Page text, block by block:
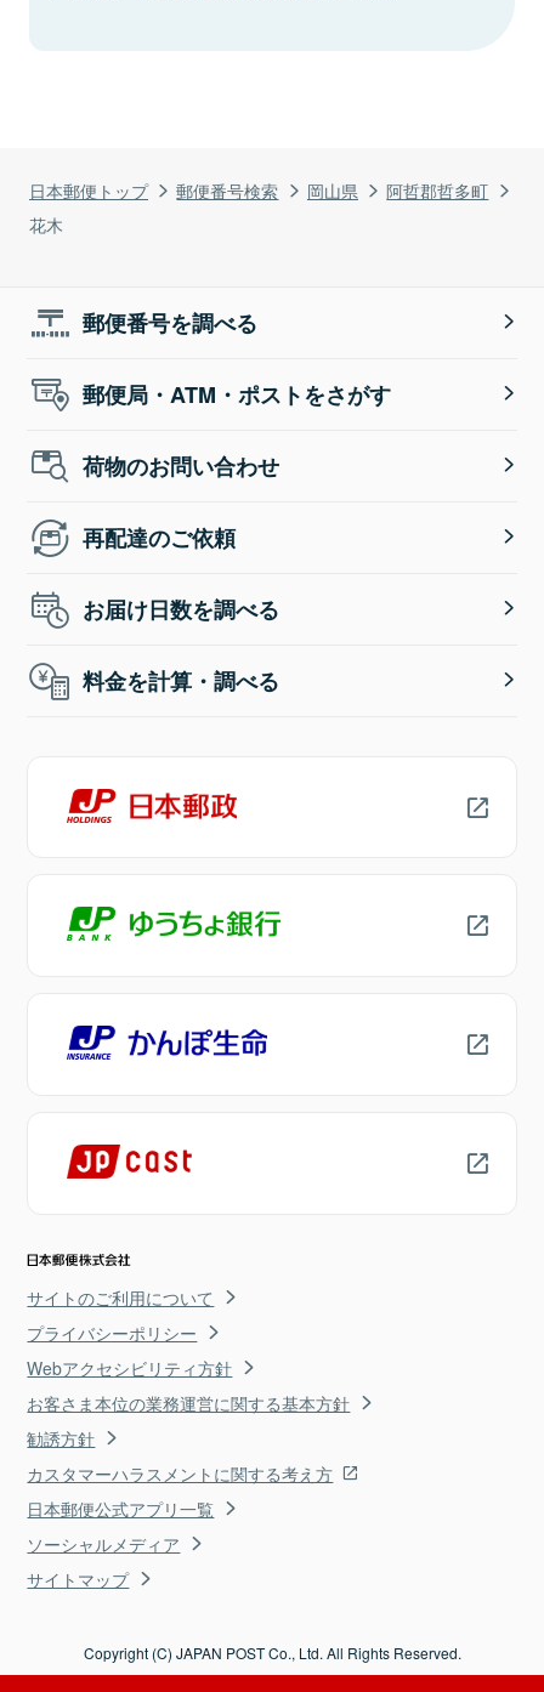
日本郵便トップ 郵便番号検索 岡山県
阿哲郡哲多町
花木
郵便番号を調べる
郵便局・ATM・ポストをさがす
荷物のお問い合わせ
再配達のご依頼
お届け日数を調べる
料金を計算・調べる
サイトのご利用について
プライバシーポリシー
Webアクセシビリティ方針
お客さま本位の業務運営に関する基本方針
勧誘方針
カスタマーハラスメントに関する考え方
日本郵便公式アプリ一覧
ソーシャルメディア
サイトマップ
Copyright (C) JAPAN POST Co., Ltd. All Rights Reserved.